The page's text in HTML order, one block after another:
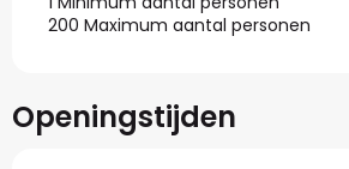
200 Maximum aantal personen
Openingstijden